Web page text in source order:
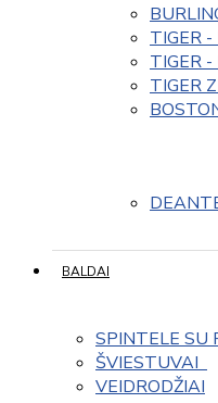
TIGER
TIGER
TIGER
BALDAI
SPINTELE SU
ŠVIESTUVAI
VEIDRODŽIAI